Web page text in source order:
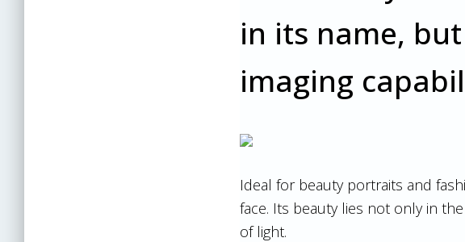
in its name,
imaging
Ideal for beauty portraits and
face. Its beauty lies not only in
of light.